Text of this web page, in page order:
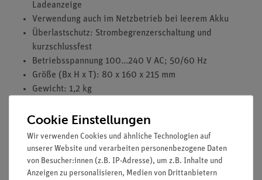
Ladeanzeige
Verwendung auch im Netzbetrieb bei leerem Akku
Überlastschutz: Strombegrenzerschaltung und
kurzschlussfest
Betriebsspannung 100...240 V AC; 50/60 Hz
Größe (Bx H x T): 80 x 160 x 215 mm
Gewicht: 1,2 kg
Zubehör
Cookie Einstellungen
Wir verwenden Cookies und ähnliche Technologien auf
unserer Website und verarbeiten personenbezogene Daten
von Besucher:innen (z.B. IP-Adresse), um z.B. Inhalte und
Anzeigen zu personalisieren, Medien von Drittanbietern